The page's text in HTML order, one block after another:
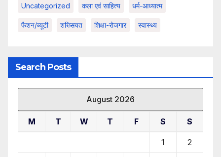
Uncategorized कला एवं साहित्य धर्म-आध्यात्म
फैशन/ब्यूटी शख्सियत शिक्षा-रोजगार स्वास्थ्य
Search Posts
August 2026
M T W T F S S
1 2